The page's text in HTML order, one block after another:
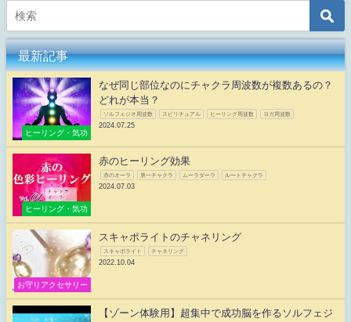
最新記事
ヒーリング・気功
なぜ同じ部位なのにチャクラ周波数が複数あるの？
どれが本当？
ソルフェジオ周波数 スピリチュアル ヒーリング周波数 ヨガ周波数
2024.07.25
ヒーリング・気功
赤のヒーリング効果
赤のオーラ 第一チャクラ ムーラダーラ ルートチャクラ
2024.07.03
お守りアクセサリー
スキャポライトのチャネリング
スキャポライト チャネリング
2022.10.04
【ゾーン体験用】超集中で成功脳を作るソルフェジ